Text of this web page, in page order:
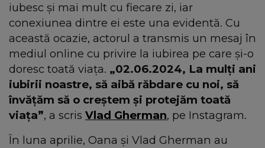
iubesc și mai mult cu fiecare zi, iar
conexiunea dintre ei este una evidentă. Cu
această ocazie, actorul a transmis un mesaj în
mediul online cu privire la iubirea pe care și-o
doresc toată viața. „02.06.2024, La mulți ani
iubirii noastre, să aibă răbdare cu noi, să
învățăm să o creștem și protejăm toată
viața”, a scris Vlad Gherman, pe Instagram.
În luna aprilie, Oana și Vlad Gherman au